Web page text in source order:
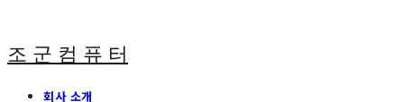
조 군 컴 퓨 터
회사 소개